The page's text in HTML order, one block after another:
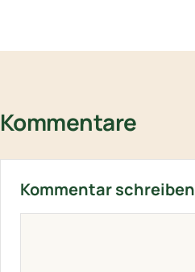
Kommentare
Kommentar schreiben